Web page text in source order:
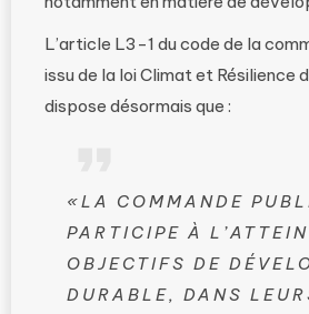
L’article L3-1 du code de la
issu de la loi Climat et Résilience
dispose désormais que :
«LA COMMANDE
PARTICIPE À
OBJECTIFS DE
DURABLE, DANS